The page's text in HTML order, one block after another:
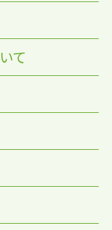
て